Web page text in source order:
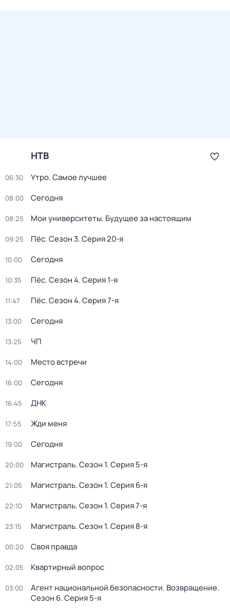
НТВ
06:30 Утро. Самое лучшее
08:00 Сегодня
08:25 Мои университеты. Будущее за настоящим
09:25 Пёс. Сезон 3. Серия 20-я
10:00 Сегодня
10:35 Пёс. Сезон 4. Серия 1-я
11:47 Пёс. Сезон 4. Серия 7-я
13:00 Сегодня
13:25 ЧП
14:00 Место встречи
16:00 Сегодня
16:45 ДНК
17:55 Жди меня
19:00 Сегодня
20:00 Магистраль. Сезон 1. Серия 5-я
21:05 Магистраль. Сезон 1. Серия 6-я
22:10 Магистраль. Сезон 1. Серия 7-я
23:15 Магистраль. Сезон 1. Серия 8-я
00:20 Своя правда
02:05 Квартирный вопрос
03:00 Агент национальной безопасности. Возвращение.
Сезон 6. Серия 5-я